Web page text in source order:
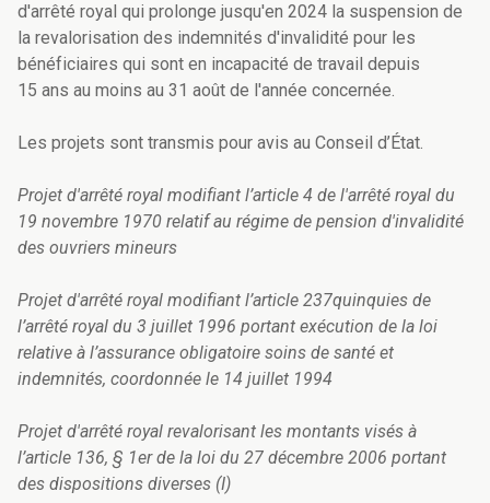
d'arrêté royal qui prolonge jusqu'en 2024 la suspension de
la revalorisation des indemnités d'invalidité pour les
bénéficiaires qui sont en incapacité de travail depuis
15 ans au moins au 31 août de l'année concernée.
Les projets sont transmis pour avis au Conseil d’État.
Projet d'arrêté royal modifiant l’article 4 de l'arrêté royal du
19 novembre 1970 relatif au régime de pension d'invalidité
des ouvriers mineurs
Projet d'arrêté royal modifiant l’article 237quinquies de
l’arrêté royal du 3 juillet 1996 portant exécution de la loi
relative à l’assurance obligatoire soins de santé et
indemnités, coordonnée le 14 juillet 1994
Projet d'arrêté royal revalorisant les montants visés à
l’article 136, § 1er de la loi du 27 décembre 2006 portant
des dispositions diverses (I)